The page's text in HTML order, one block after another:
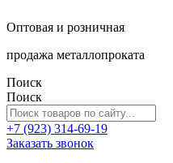
Оптовая и розничная
продажа металлопроката
Поиск
Поиск
+7 (923) 314-69-19
Заказать звонок